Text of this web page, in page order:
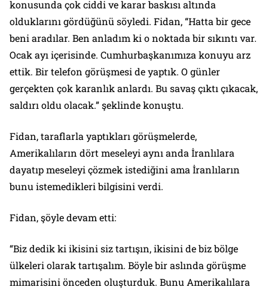
konusunda çok ciddi ve karar baskısı altında
olduklarını gördüğünü söyledi. Fidan, “Hatta bir gece
beni aradılar. Ben anladım ki o noktada bir sıkıntı var.
Ocak ayı içerisinde. Cumhurbaşkanımıza konuyu arz
ettik. Bir telefon görüşmesi de yaptık. O günler
gerçekten çok karanlık anlardı. Bu savaş çıktı çıkacak,
saldırı oldu olacak.” şeklinde konuştu.
Fidan, taraflarla yaptıkları görüşmelerde,
Amerikalıların dört meseleyi aynı anda İranlılara
dayatıp meseleyi çözmek istediğini ama İranlıların
bunu istemedikleri bilgisini verdi.
Fidan, şöyle devam etti:
“Biz dedik ki ikisini siz tartışın, ikisini de biz bölge
ülkeleri olarak tartışalım. Böyle bir aslında görüşme
mimarisini önceden oluşturduk. Bunu Amerikalılara